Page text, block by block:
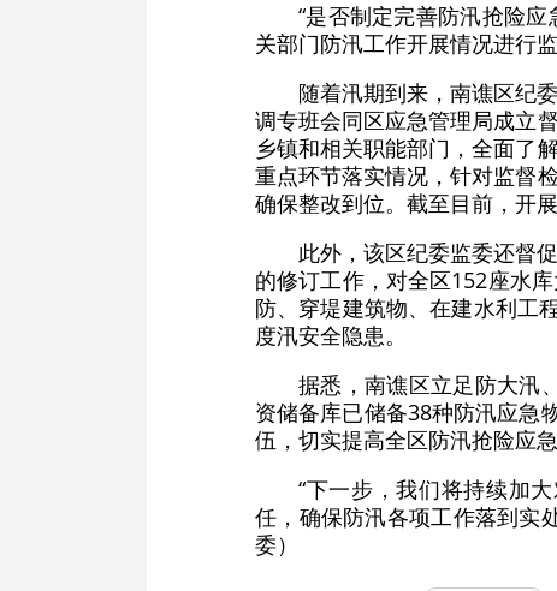
“是否制定完善防汛抢险
关部门防汛工作开展情况进行
随着汛期到来，南谯区纪
调专班会同区应急管理局成立
乡镇和相关职能部门，全面了
重点环节落实情况，针对监督
确保整改到位。截至目前，开
此外，该区纪委监委还督
的修订工作，对全区152座水
防、穿堤建筑物、在建水利工
度汛安全隐患。
据悉，南谯区立足防大汛
资储备库已储备38种防汛应急
伍，切实提高全区防汛抢险应
“下一步，我们将持续加
任，确保防汛各项工作落到实
委）